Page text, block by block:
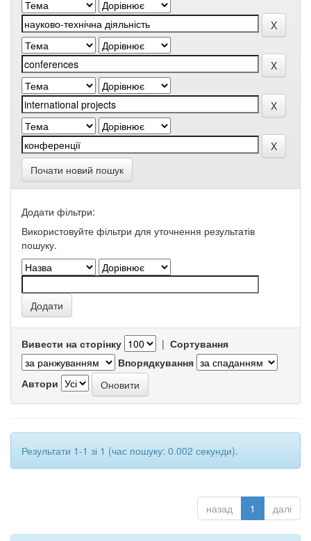
Почати новий пошук
Додати фільтри:
Використовуйте фільтри для уточнення результатів
пошуку.
Вивести на сторінку | Сортування
Впорядкування
Автори
Результати 1-1 зі 1 (час пошуку: 0.002 секунди).
назад 1 далі